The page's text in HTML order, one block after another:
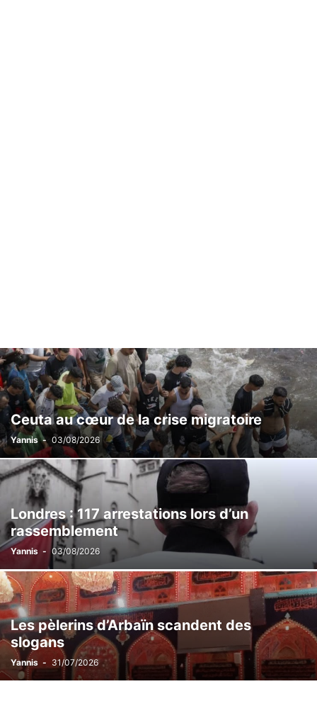
Ceuta au cœur de la crise migratoire
Yannis - 03/08/2026
Londres : 117 arrestations lors d’un
rassemblement
Yannis - 03/08/2026
Les pèlerins d’Arbaïn scandent des
slogans
Yannis - 31/07/2026